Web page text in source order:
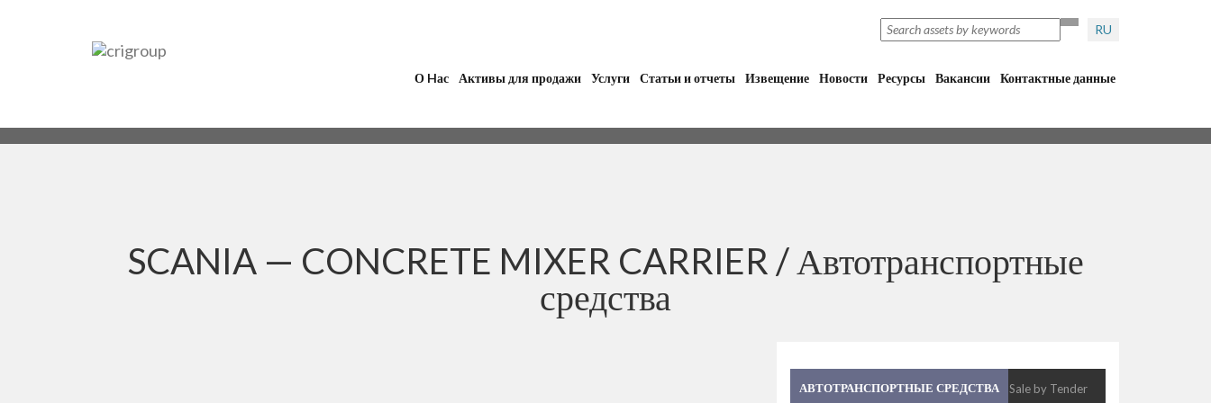
RU
О Hас Активы для продажи Услуги Статьи и отчеты Извещение Новости Ресурсы Вакансии Контактные данные
SCANIA — CONCRETE MIXER CARRIER /Автотранспортные
средства
АВТОТРАНСПОРТНЫЕ СРЕДСТВА € Sale by Tender